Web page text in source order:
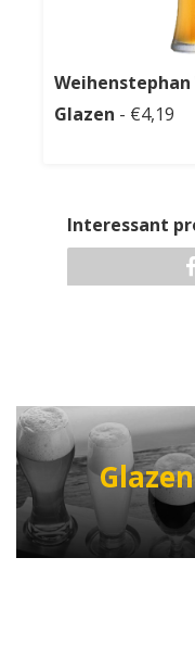
Glazen - €4,19
Interessant
Glazen